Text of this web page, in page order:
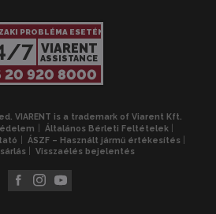
PROBLÉMA ESETÉN
7 VIARENT
ASSISTANCE
20 920 8000
VIARENT is a trademark of Viarent Kft.
Általános Bérleti Feltételek
ÁSZF – Használt jármű értékesítés
Visszaélés bejelentés